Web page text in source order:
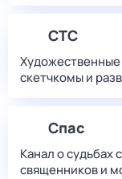
СТС
скетчкомы и
Спас
Канал о судьбах
священников и